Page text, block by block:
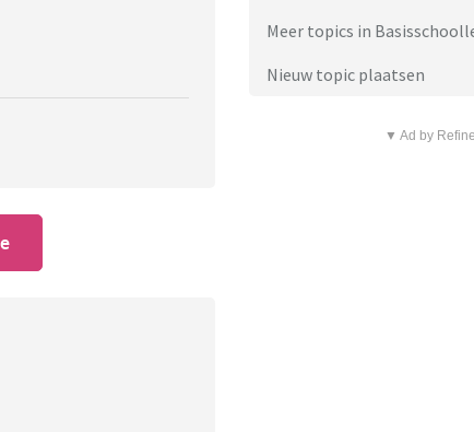
Want mijn dochter is
een eetstoornis
Meer topics in
Nieuw topic plaatsen
▼ Ad by